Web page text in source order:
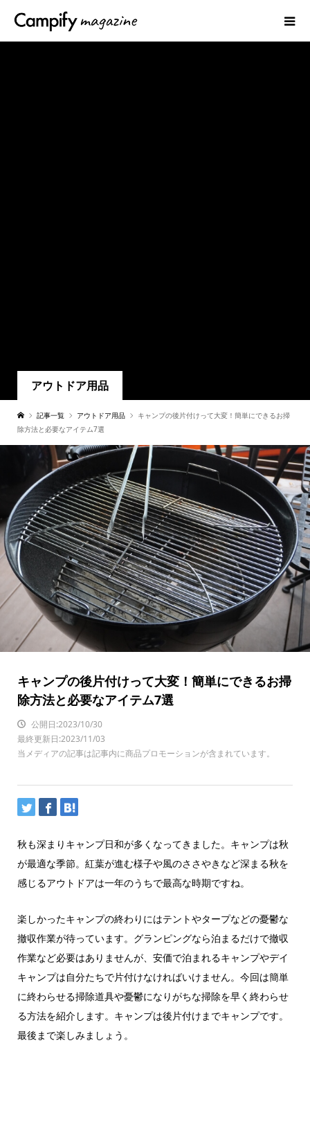
アウトドア用品
記事一覧 アウトドア用品
キャンプの後片付けって大変！簡単にできるお掃
除方法と必要なアイテム7選
キャンプの後片付けって大変！簡単にできるお掃
除方法と必要なアイテム7選
公開日:2023/10/30
最終更新日:2023/11/03
当メディアの記事は記事内に商品プロモーションが含まれています。
秋も深まりキャンプ日和が多くなってきました。キャンプは秋
が最適な季節。紅葉が進む様子や風のささやきなど深まる秋を
感じるアウトドアは一年のうちで最高な時期ですね。
楽しかったキャンプの終わりにはテントやタープなどの憂鬱な
撤収作業が待っています。グランピングなら泊まるだけで撤収
作業など必要はありませんが、安価で泊まれるキャンプやデイ
キャンプは自分たちで片付けなければいけません。今回は簡単
に終わらせる掃除道具や憂鬱になりがちな掃除を早く終わらせ
る方法を紹介します。キャンプは後片付けまでキャンプです。
最後まで楽しみましょう。